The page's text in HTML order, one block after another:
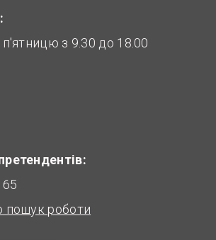
п'ятницю з 9.30 до 18.00
пошук роботи